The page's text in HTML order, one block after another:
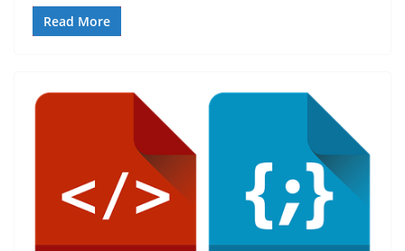
Read More